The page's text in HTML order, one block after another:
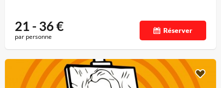
21 - 36€
par personne
Réserver